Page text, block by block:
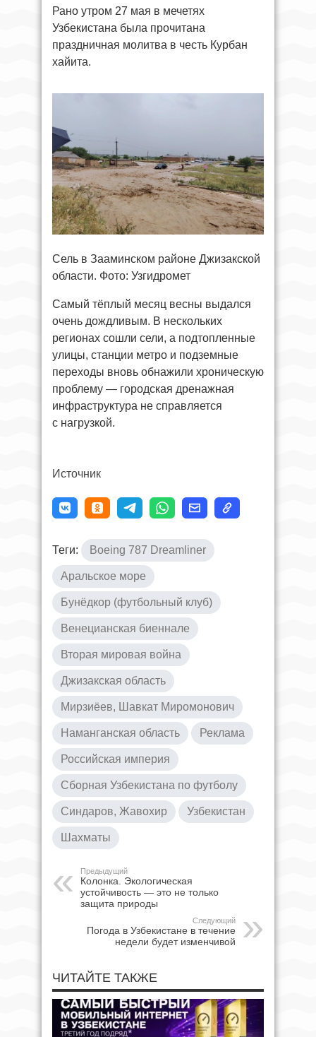
Рано утром 27 мая в мечетях
Узбекистана была прочитана
праздничная молитва в честь Курбан
хайита.
Сель в Зааминском районе Джизакской
области. Фото: Узгидромет
Самый тёплый месяц весны выдался
очень дождливым. В нескольких
регионах сошли сели, а подтопленные
улицы, станции метро и подземные
переходы вновь обнажили хроническую
проблему — городская дренажная
инфраструктура не справляется
с нагрузкой.
Источник
Теги: Boeing 787 Dreamliner
Аральское море
Бунёдкор (футбольный клуб)
Венецианская биеннале
Вторая мировая война
Джизакская область
Мирзиёев, Шавкат Миромонович
Наманганская область Реклама
Российская империя
Сборная Узбекистана по футболу
Синдаров, Жавохир Узбекистан
Шахматы
Предыдущий
Колонка. Экологическая
устойчивость — это не только
защита природы
Следующий
Погода в Узбекистане в течение
недели будет изменчивой
ЧИТАЙТЕ ТАКЖЕ